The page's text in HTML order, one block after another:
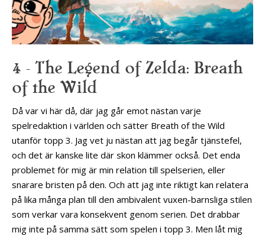
4 – The Legend of Zelda: Breath
of the Wild
Då var vi här då, där jag går emot nästan varje
spelredaktion i världen och sätter Breath of the Wild
utanför topp 3. Jag vet ju nästan att jag begår tjänstefel,
och det är kanske lite där skon klämmer också. Det enda
problemet för mig är min relation till spelserien, eller
snarare bristen på den. Och att jag inte riktigt kan relatera
på lika många plan till den ambivalent vuxen-barnsliga stilen
som verkar vara konsekvent genom serien. Det drabbar
mig inte på samma sätt som spelen i topp 3. Men låt mig